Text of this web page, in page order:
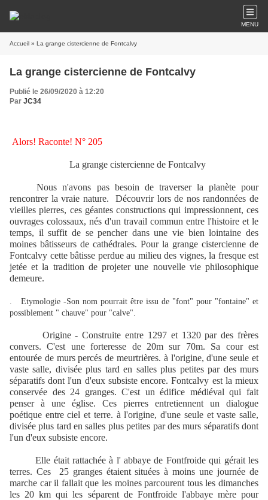
MENU
Accueil » La grange cistercienne de Fontcalvy
La grange cistercienne de Fontcalvy
Publié le 26/09/2020 à 12:20
Par JC34
Alors! Raconte! N° 205
La grange cistercienne de Fontcalvy
Nous n'avons pas besoin de traverser la planète pour
rencontrer la vraie nature.
Découvrir lors de nos randonnées de
vieilles pierres, ces géantes constructions qui impressionnent, ces
ouvrages colossaux, nés d'un travail commun entre l'histoire et le
temps, il suffit de se pencher dans une vie bien lointaine des
moines bâtisseurs de cathédrales. Pour la grange cistercienne de
Fontcalvy cette bâtisse perdue au milieu des vignes, la fresque est
jetée et la tradition de projeter une nouvelle vie philosophique
demeure.
.
Etymologie -Son nom pourrait être issu de "font" pour "fontaine" et
possiblement " chauve" pour "calve".
Origine - Construite entre 1297 et 1320 par des frères
convers. C'est une forteresse de 20m sur 70m. Sa cour est
entourée de murs percés de meurtrières. à l'origine, d'une seule et
vaste salle, divisée plus tard en salles plus petites par des murs
séparatifs dont l'un d'eux subsiste encore. Fontcalvy est la mieux
conservée des 24 granges. C'est un édifice médiéval qui fait
penser à une église. Ces pierres entretiennent un dialogue
poétique entre ciel et terre. à l'origine, d'une seule et vaste salle,
divisée plus tard en salles plus petites par des murs séparatifs dont
l'un d'eux subsiste encore.
Elle était rattachée à l' abbaye de Fontfroide qui gérait les
terres. Ces
25 granges étaient situées à moins une journée de
marche car il fallait que les moines parcourent tous les dimanches
les 20 km qui les séparent de Fontfroide l'abbaye mère pour